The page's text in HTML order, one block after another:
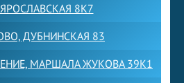
8К7
ДУБНИНСКАЯ 83
МАРШАЛА ЖУКОВА 39К1